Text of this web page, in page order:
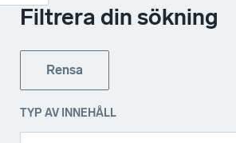
Filtrera din sökning
Rensa
TYP AV INNEHÅLL